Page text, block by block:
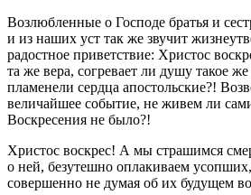
Возлюбленные о Господе братья и
и из наших уст так же звучит
радостное приветствие: Христос
та же вера, согревает ли душу такое
пламенели сердца апостольские?!
величайшее событие, не живем ли
Воскресения не было?!
Христос воскрес! А мы страшимся
о ней, безутешно оплакиваем
совершенно не думая об их будущем